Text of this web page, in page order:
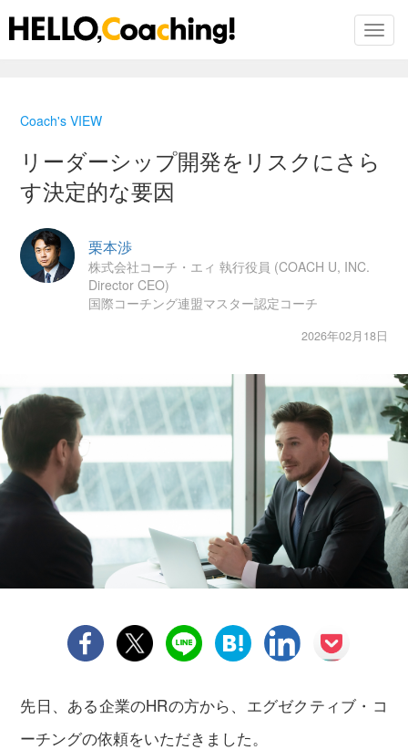
Coach's VIEW
リーダーシップ開発をリスクにさら
す決定的な要因
栗本渉
株式会社コーチ・エィ 執行役員 (COACH U, INC.
Director CEO)
国際コーチング連盟マスター認定コーチ
2026年02月18日
先日、ある企業のHRの方から、エグゼクティブ・コ
ーチングの依頼をいただきました。